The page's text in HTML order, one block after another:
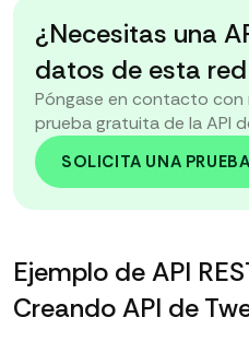
¿Necesitas una
datos de esta
Póngase en contacto
prueba gratuita de la API
SOLICITA UNA
Ejemplo de API
Creando API de